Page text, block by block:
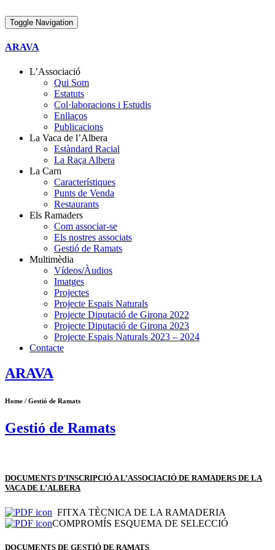
Toggle Navigation
ARAVA
L’Associació
Qui Som
Estatuts
Col·laboracions i Estudis
Enllaços
Publicacions
La Vaca de l’Albera
Estàndard Racial
La Raça Albera
La Carn
Característiques
Punts de Venda
Restaurants
Els Ramaders
Com associar-se
Els nostres associats
Gestió de Ramats
Multimèdia
Vídeos/Àudios
Imatges
Projectes
Projecte Espais Naturals
Projecte Diputació de Girona 2022
Projecte Diputació de Girona 2023
Projecte Espais Naturals 2023 – 2024
Contacte
ARAVA
Home / Gestió de Ramats
Gestió de Ramats
DOCUMENTS D’INSCRIPCIÓ A L’ASSOCIACIÓ DE RAMADERS DE LA
VACA DE L’ALBERA
FITXA TÈCNICA DE LA RAMADERIA
COMPROMÍS ESQUEMA DE SELECCIÓ
DOCUMENTS DE GESTIÓ DE RAMATS